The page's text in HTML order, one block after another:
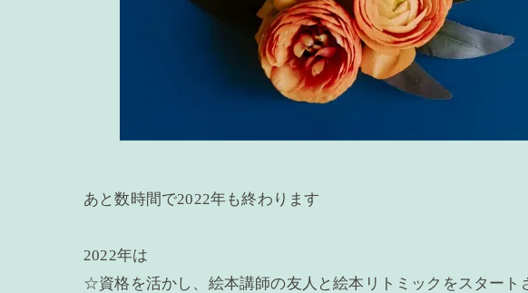
あと数時間で2022年も終わります
2022年は
☆資格を活かし、絵本講師の友人と絵本リトミックをスタート